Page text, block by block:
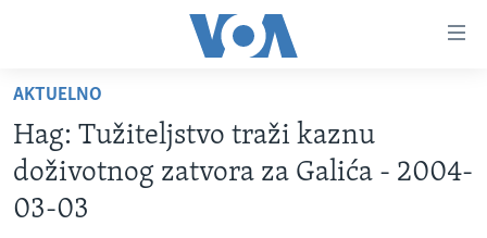
glavni
sadržaj
Pređi
na
glavnu
VIDEO
FOTOGRAFIJE DANA
AKTUELNO
Hag: Tužiteljstvo traži kaznu
doživotnog zatvora za Galića - 2004-
03-03